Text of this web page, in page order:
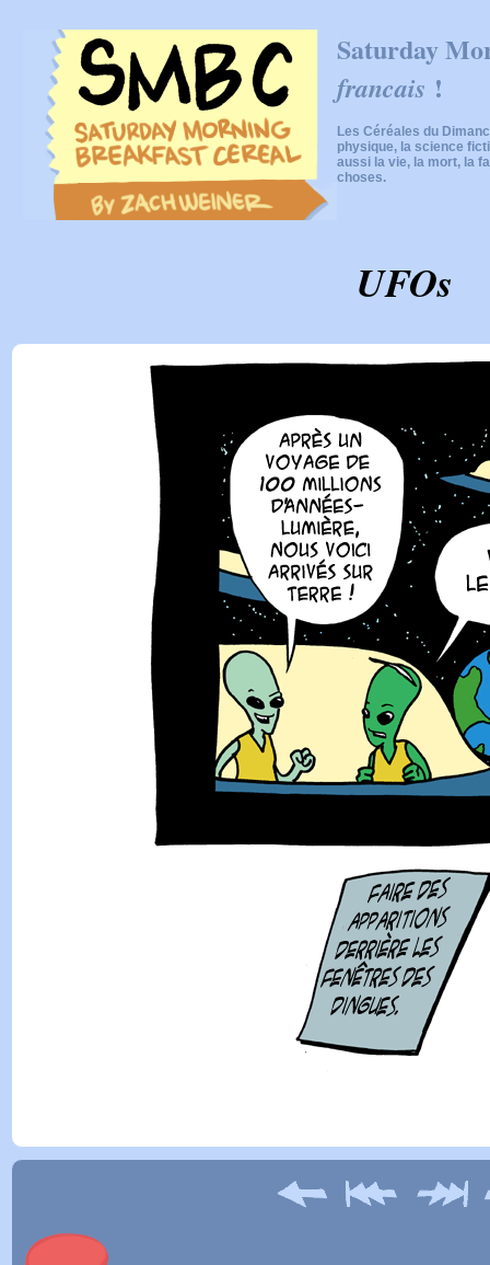
Saturday
francais !
Les Céréales du
physique, la science
aussi la vie, la mort, la
choses.
UFOs